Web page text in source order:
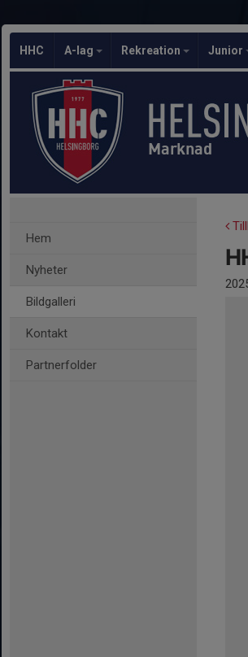
HHC A-lag Rekreation Junior
Marknad
Hem
Nyheter
Bildgalleri
Kontakt
Partnerfolder